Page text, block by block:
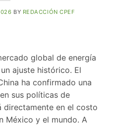
BY REDACCIÓN CPEF
global de energía
ajuste histórico. El
ha confirmado una
sus políticas de
en el costo
México y el mundo. A